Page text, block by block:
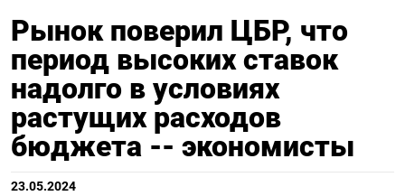
Рынок поверил ЦБР, что
период высоких ставок
надолго в условиях
растущих расходов
бюджета -- экономисты
23.05.2024